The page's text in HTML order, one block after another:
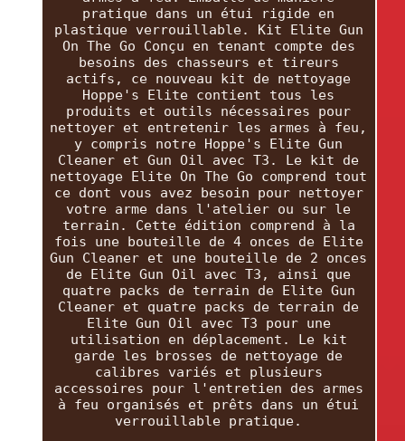
pratique dans un étui rigide en
plastique verrouillable. Kit Elite Gun
On The Go Conçu en tenant compte des
besoins des chasseurs et tireurs
actifs, ce nouveau kit de nettoyage
Hoppe's Elite contient tous les
produits et outils nécessaires pour
nettoyer et entretenir les armes à feu,
y compris notre Hoppe's Elite Gun
Cleaner et Gun Oil avec T3. Le kit de
nettoyage Elite On The Go comprend tout
ce dont vous avez besoin pour nettoyer
votre arme dans l'atelier ou sur le
terrain. Cette édition comprend à la
fois une bouteille de 4 onces de Elite
Gun Cleaner et une bouteille de 2 onces
de Elite Gun Oil avec T3, ainsi que
quatre packs de terrain de Elite Gun
Cleaner et quatre packs de terrain de
Elite Gun Oil avec T3 pour une
utilisation en déplacement. Le kit
garde les brosses de nettoyage de
calibres variés et plusieurs
accessoires pour l'entretien des armes
à feu organisés et prêts dans un étui
verrouillable pratique.